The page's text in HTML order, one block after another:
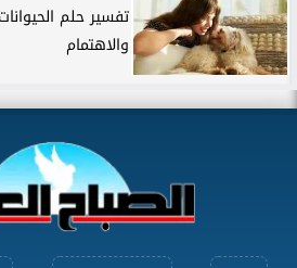
تفسير حلم
والاهتمام